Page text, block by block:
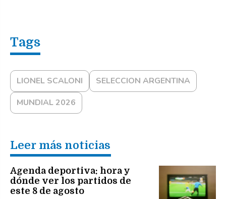
LIONEL SCALONI
SELECCION ARGENTINA
MUNDIAL 2026
Leer más noticias
Agenda deportiva: hora y
dónde ver los partidos de
este 8 de agosto